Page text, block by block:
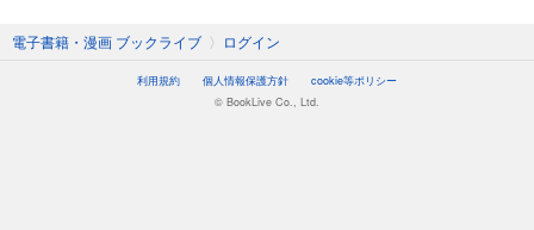
電子書籍・漫画 ブックライブ 〉 ログイン
利用規約 個人情報保護方針
cookie等ポリシー
© BookLive Co., Ltd.